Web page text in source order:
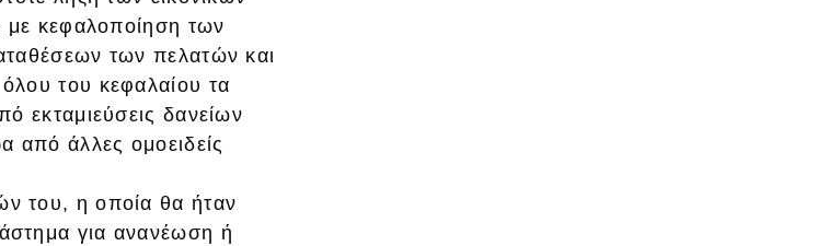
με κεφαλοποίηση των
των πελατών και
του κεφαλαίου τα
εκταμιεύσεις δανείων
από άλλες ομοειδείς
του, η οποία θα ήταν
για ανανέωση ή